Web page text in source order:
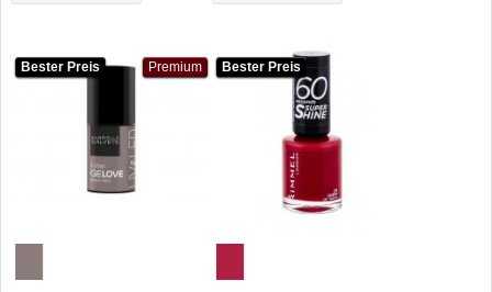
Bester Preis Premium
Bester Preis Premium Bester Preis
Bester Preis